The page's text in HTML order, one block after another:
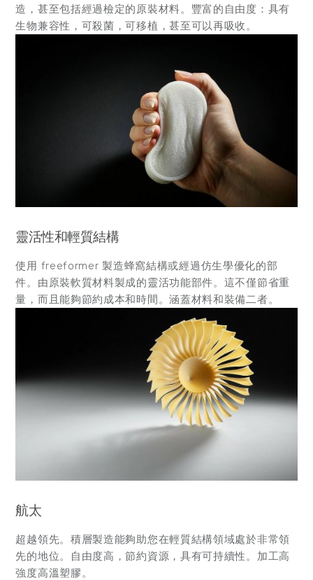
造，甚至包括經過檢定的原裝材料。豐富的自由度：具有
生物兼容性，可殺菌，可移植，甚至可以再吸收。
靈活性和輕質結構
使用 freeformer 製造蜂窩結構或經過仿生學優化的部
件。由原裝軟質材料製成的靈活功能部件。這不僅節省重
量，而且能夠節約成本和時間。涵蓋材料和裝備二者。
航太
超越領先。積層製造能夠助您在輕質結構領域處於非常領
先的地位。自由度高，節約資源，具有可持續性。加工高
強度高溫塑膠。